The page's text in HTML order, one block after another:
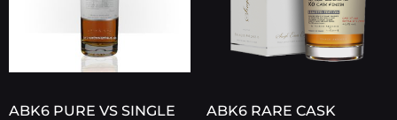
ABK6 PURE VS SINGLE ABK6 RARE CASK